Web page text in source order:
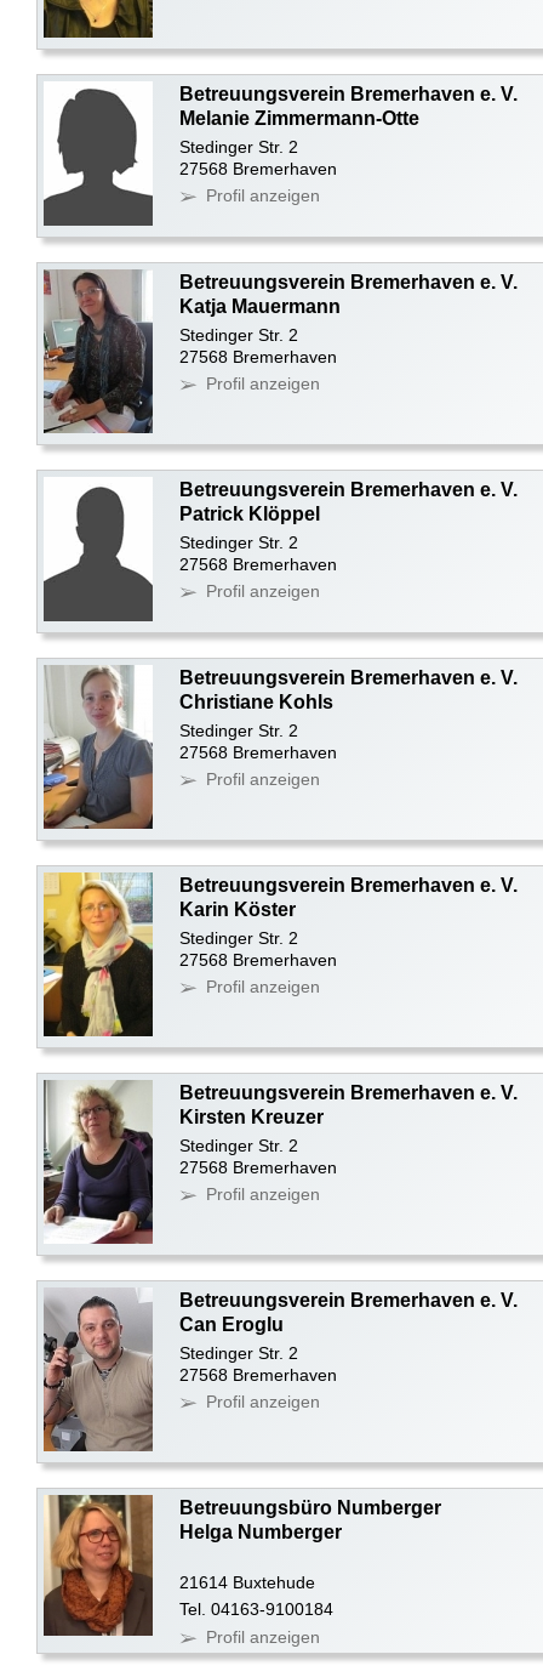
Betreuungsverein Bremerhaven e. V.
Melanie Zimmermann-Otte
Stedinger Str. 2
27568 Bremerhaven
Profil anzeigen
Betreuungsverein Bremerhaven e. V.
Katja Mauermann
Stedinger Str. 2
27568 Bremerhaven
Profil anzeigen
Betreuungsverein Bremerhaven e. V.
Patrick Klöppel
Stedinger Str. 2
27568 Bremerhaven
Profil anzeigen
Betreuungsverein Bremerhaven e. V.
Christiane Kohls
Stedinger Str. 2
27568 Bremerhaven
Profil anzeigen
Betreuungsverein Bremerhaven e. V.
Karin Köster
Stedinger Str. 2
27568 Bremerhaven
Profil anzeigen
Betreuungsverein Bremerhaven e. V.
Kirsten Kreuzer
Stedinger Str. 2
27568 Bremerhaven
Profil anzeigen
Betreuungsverein Bremerhaven e. V.
Can Eroglu
Stedinger Str. 2
27568 Bremerhaven
Profil anzeigen
Betreuungsbüro Numberger
Helga Numberger
21614 Buxtehude
Tel. 04163-9100184
Profil anzeigen